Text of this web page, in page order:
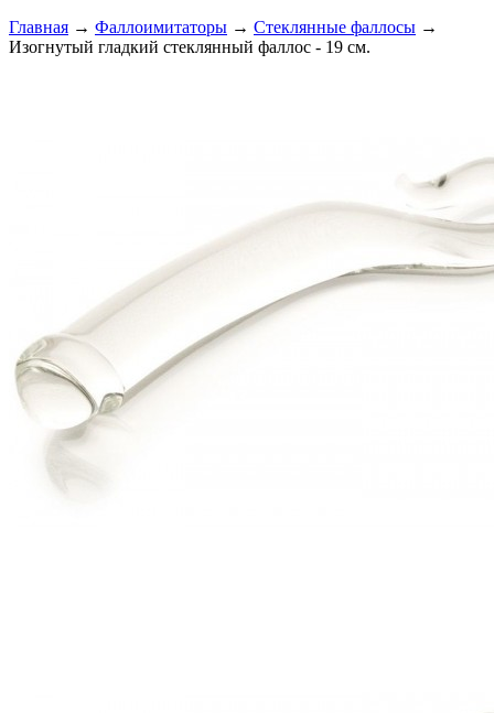
Главная → Фаллоимитаторы → Стеклянные фаллосы →
Изогнутый гладкий стеклянный фаллос - 19 см.